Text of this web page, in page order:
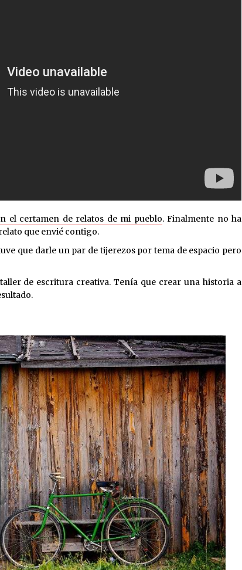
el certamen de relatos de mi pueblo. Finalmente no ha
que envié contigo.
que darle un par de tijerezos por tema de espacio pero
de escritura creativa. Tenía que crear una historia a